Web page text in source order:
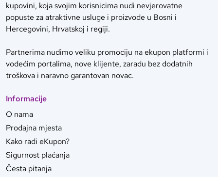
kupovini, koja svojim korisnicima nudi nevjerovatne
popuste za atraktivne usluge i proizvode u Bosni i
Hercegovini, Hrvatskoj i regiji.
Partnerima nudimo veliku promociju na ekupon platformi i
vodećim portalima, nove klijente, zaradu bez dodatnih
troškova i naravno garantovan novac.
Informacije
O nama
Prodajna mjesta
Kako radi eKupon?
Sigurnost plaćanja
Česta pitanja